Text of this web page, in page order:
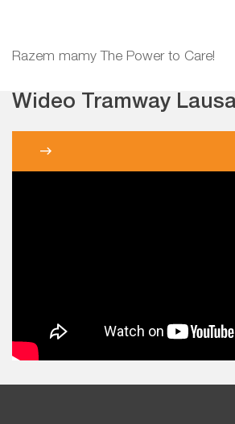
Razem mamy The Power to Care!
Wideo Tramway